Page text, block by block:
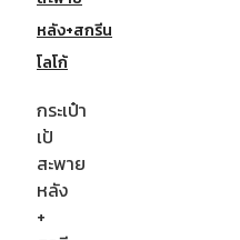
หลัง+สกรีน
โลโก้
กระเป๋า
เป้
สะพาย
หลัง
+